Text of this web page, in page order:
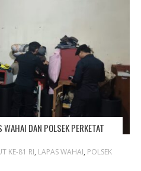
DAN POLSEK PERKETAT
KE-81 RI, LAPAS WAHAI, POLSEK